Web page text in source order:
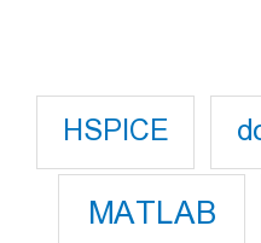
HSPICE
MATLAB